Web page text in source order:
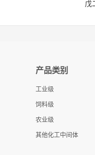
戊
产品类别
工业级
饲料级
农业级
其他化工中间体